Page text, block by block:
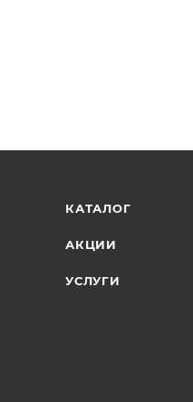
КАТАЛОГ
АКЦИИ
УСЛУГИ